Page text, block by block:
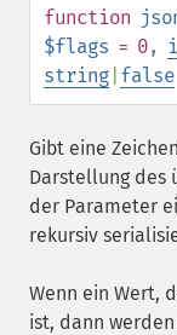
function
$flags = 0,
string false
Gibt eine
Darstellung des
der Parameter
rekursiv
Wenn ein Wert,
ist, dann